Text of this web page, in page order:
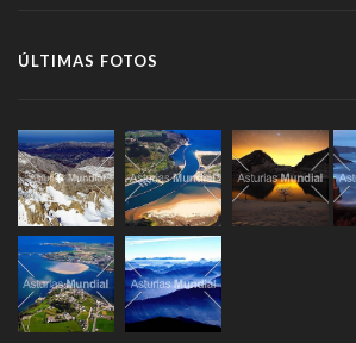
ÚLTIMAS FOTOS